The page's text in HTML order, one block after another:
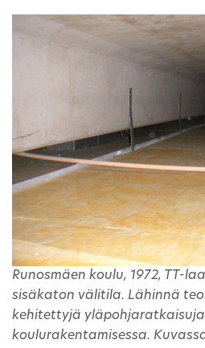
Runosmäen koulu, 1972, TT-
sisäkaton välitila. Lähinnä
kehitettyjä
koulurakentamisessa.